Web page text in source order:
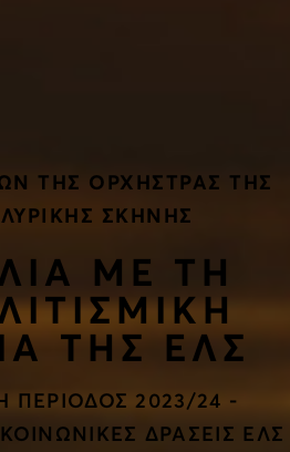
ΤΗΣ ΟΡΧΗΣΤΡΑΣ ΤΗΣ
ΣΚΗΝΗΣ
ΜΕ ΤΗ
ΤΗΣ ΕΛΣ
ΠΕΡΙΟΔΟΣ 2023/24 -
ΔΡΑΣΕΙΣ ΕΛΣ